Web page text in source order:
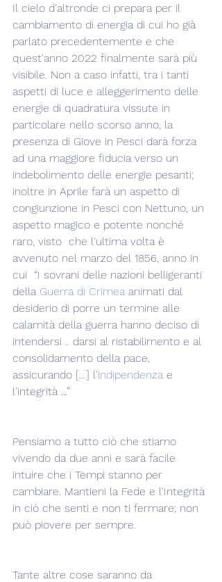
Il cielo d'altronde ci prepara per il
cambiamento di energia di cui ho già
parlato precedentemente e che
quest'anno 2022 finalmente sarà più
visibile. Non a caso infatti, tra i tanti
aspetti di luce e alleggerimento delle
energie di quadratura vissute in
particolare nello scorso anno, la
presenza di Giove in Pesci darà forza
ad una maggiore fiducia verso un
indebolimento delle energie pesanti;
inoltre in Aprile farà un aspetto di
congiunzione in Pesci con Nettuno, un
aspetto magico e potente nonché
raro, visto  che l'ultima volta è
avvenuto nel marzo del 1856, anno in
cui  “I sovrani delle nazioni belligeranti
della Guerra di Crimea animati dal
desiderio di porre un termine alle
calamità della guerra hanno deciso di
intendersi .. darsi al ristabilimento e al
consolidamento della pace,
assicurando […] l'indipendenza e
l'integrità ...”
Pensiamo a tutto ciò che stiamo
vivendo da due anni e sarà facile
intuire che i Tempi stanno per
cambiare. Mantieni la Fede e l'Integrità
in ciò che senti e non ti fermare; non
può piovere per sempre.
Tante altre cose saranno da